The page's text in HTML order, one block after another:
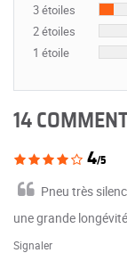
3 étoiles
2 étoiles
1 étoile
14
4/5
Pneu très
une grande longévité.
Signaler